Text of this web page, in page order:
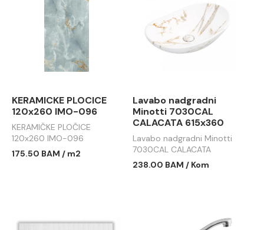
KERAMICKE PLOCICE
120x260 IMO-096
KERAMIČKE PLOČICE
120x260 IMO-096
175.50 BAM / m2
Lavabo nadgradni
Minotti 7030CAL
CALACATA 615x360
Lavabo nadgradni Minotti
7030CAL CALACATA
615x360
238.00 BAM / Kom